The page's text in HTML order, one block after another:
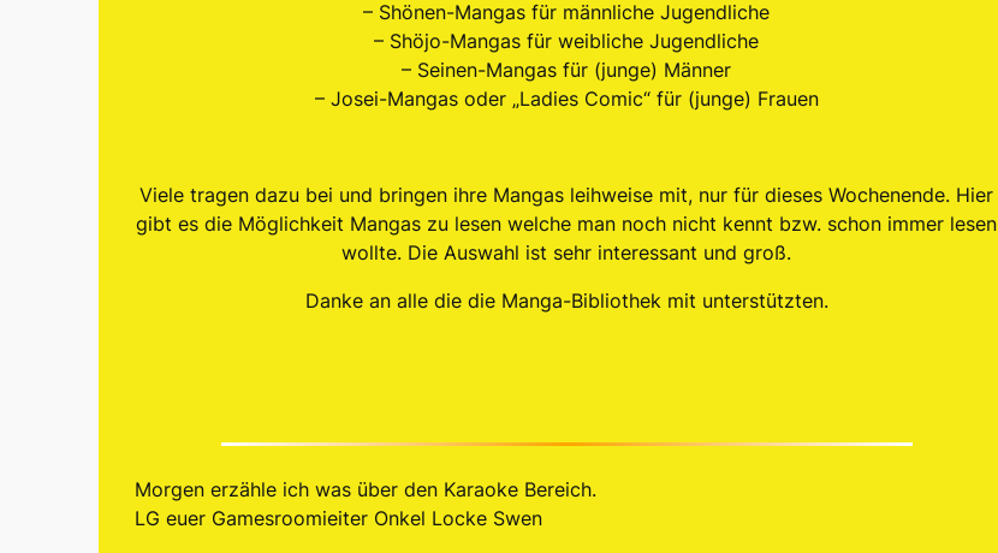
– Shönen-Mangas für männliche Jugendliche
– Shöjo-Mangas für weibliche Jugendliche
– Seinen-Mangas für (junge) Männer
– Josei-Mangas oder „Ladies Comic“ für (junge) Frauen
Viele tragen dazu bei und bringen ihre Mangas leihweise mit, nur für dieses Wochenende. Hier
gibt es die Möglichkeit Mangas zu lesen welche man noch nicht kennt bzw. schon immer lesen
wollte. Die Auswahl ist sehr interessant und groß.
Danke an alle die die Manga-Bibliothek mit unterstützten.
Morgen erzähle ich was über den Karaoke Bereich.
LG euer Gamesroomieiter Onkel Locke Swen